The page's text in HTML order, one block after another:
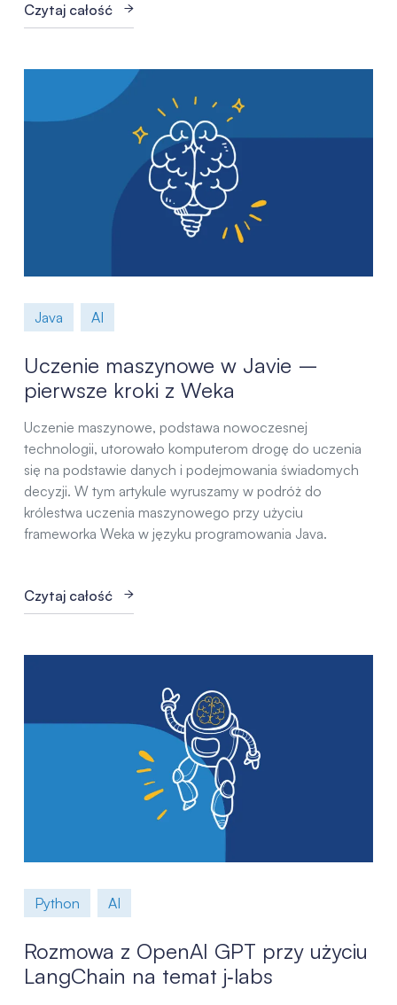
Czytaj całość
Java AI
Uczenie maszynowe w Javie –
pierwsze kroki z Weka
Uczenie maszynowe, podstawa nowoczesnej
technologii, utorowało komputerom drogę do uczenia
się na podstawie danych i podejmowania świadomych
decyzji. W tym artykule wyruszamy w podróż do
królestwa uczenia maszynowego przy użyciu
frameworka Weka w języku programowania Java.
Czytaj całość
Python AI
Rozmowa z OpenAI GPT przy użyciu
LangChain na temat j‑labs